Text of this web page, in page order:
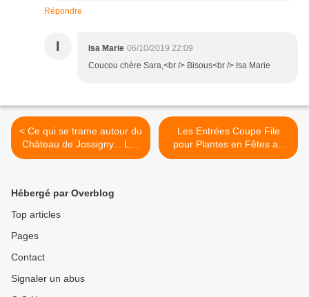
Répondre
I Isa Marie 06/10/2019 22:09
Coucou chère Sara,<br /> Bisous<br /> Isa Marie
< Ce qui se trame autour du
Château de Jossigny... Les
Journées des Plantes & Art
Les Entrées Coupe File
pour Plantes en Fêtes au
Château d'Orcher sont
Hébergé par Overblog
Top articles
Pages
Contact
Signaler un abus